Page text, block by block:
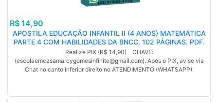
R$ 14,90
APOSTILA EDUCAÇÃO INFANTIL II (4 ANOS) MATEMÁTICA
PARTE 4 COM HABILIDADES DA BNCC. 102 PÁGINAS. PDF.
NÚMEROS: 11, 12, 13, 14, 15. (MP)
Realize PIX (R$ 14,90) - CHAVE:
(escolaemcasamarcygomesinfinite@gmail.com). Após o PIX, avise via
Chat no canto inferior direito no ATENDIMENTO (WHATSAPP).